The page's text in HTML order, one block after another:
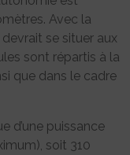
Avec la
se situer aux
sont répartis à la
que dans le cadre
d’une puissance
soit 310